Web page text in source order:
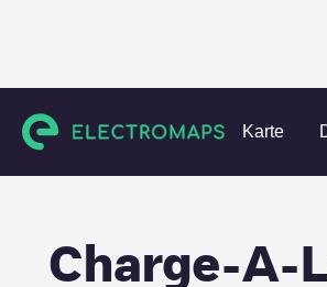
Karte
Charging stations Vereinigte Staaten
Charge-A-